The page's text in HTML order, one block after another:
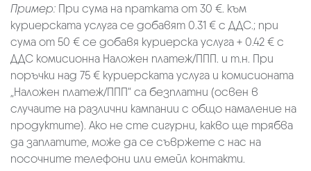
Пример: При сума на пратката от 30 €. към
куриерската услуга се добавят 0.31 € с ДДС.; при
сума от 50 € се добавя куриерска услуга + 0.42 € с
ДДС комисионна Наложен платеж/ППП. и т.н. При
поръчки над 75 € куриерската услуга и комисионата
„Наложен платеж/ППП“ са безплатни (освен в
случаите на различни кампании с общо намаление на
продуктите). Ако не сте сигурни, какво ще трябва
да заплатите, може да се съвржете с нас на
посочните телефони или емейл контакти.